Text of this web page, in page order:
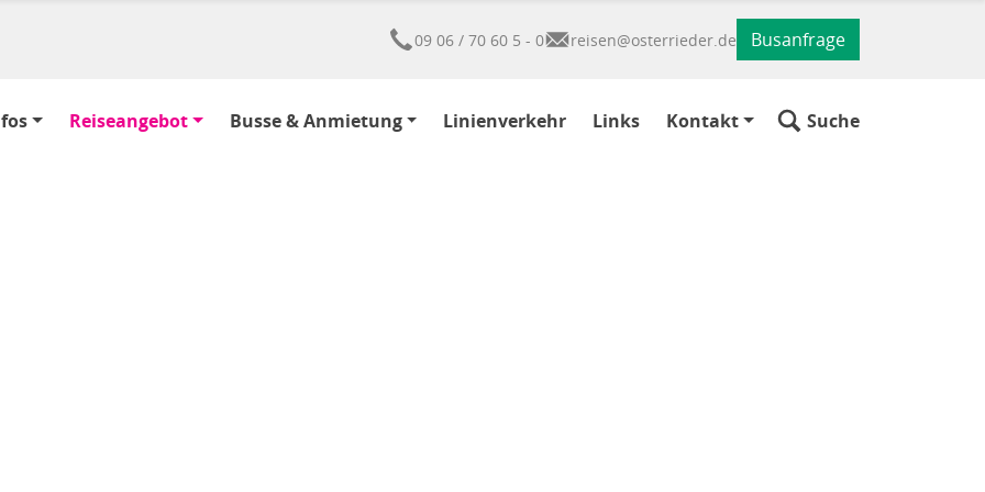
09 06 / 70 60 5 - 0 reisen@osterrieder.de Busanfrage
Reiseangebot Busse & Anmietung Linienverkehr Links Kontakt Suche